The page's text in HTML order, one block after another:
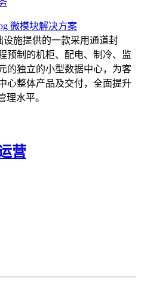
微模块解决方案
设施提供的一款采用通道封
预制的机柜、配电、制冷、监
的独立的小型数据中心，为客
心整体产品及交付，全面提升
理水平。
营